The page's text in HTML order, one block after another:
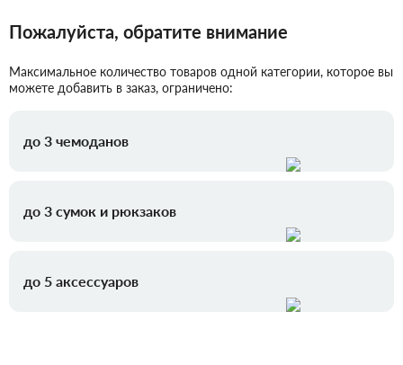
Пожалуйста, обратите внимание
Максимальное количество товаров одной категории, которое вы
можете добавить в заказ, ограничено:
до 3 чемоданов
до 3 сумок и рюкзаков
до 5 аксессуаров